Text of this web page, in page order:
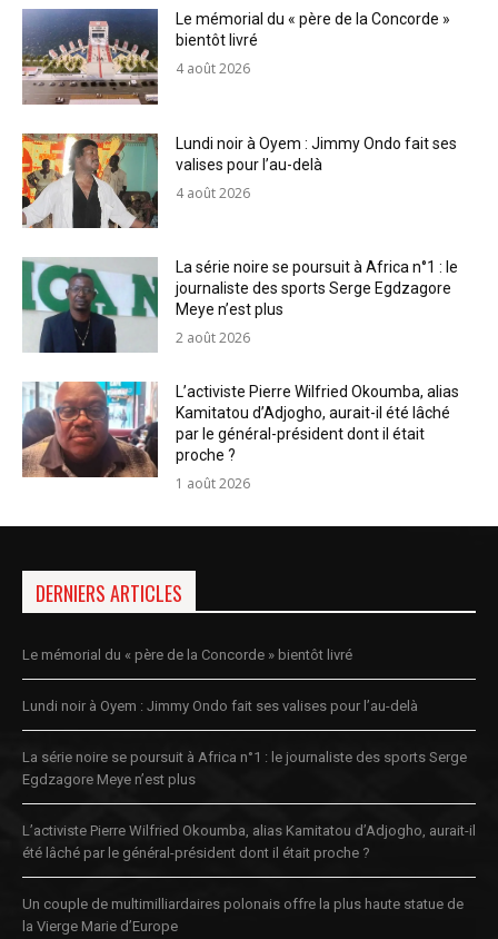
Le mémorial du « père de la Concorde »
bientôt livré
4 août 2026
Lundi noir à Oyem : Jimmy Ondo fait ses
valises pour l’au-delà
4 août 2026
La série noire se poursuit à Africa n°1 : le
journaliste des sports Serge Egdzagore
Meye n’est plus
2 août 2026
L’activiste Pierre Wilfried Okoumba, alias
Kamitatou d’Adjogho, aurait-il été lâché
par le général-président dont il était
proche ?
1 août 2026
DERNIERS ARTICLES
Le mémorial du « père de la Concorde » bientôt livré
Lundi noir à Oyem : Jimmy Ondo fait ses valises pour l’au-delà
La série noire se poursuit à Africa n°1 : le journaliste des sports Serge
Egdzagore Meye n’est plus
L’activiste Pierre Wilfried Okoumba, alias Kamitatou d’Adjogho, aurait-il
été lâché par le général-président dont il était proche ?
Un couple de multimilliardaires polonais offre la plus haute statue de
la Vierge Marie d’Europe